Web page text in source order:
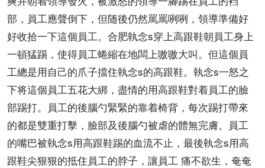
部，員工應聲倒下，但随後仍然罵罵咧咧，領導準備好
好收拾一下這個員工。合肥執念s穿上高跟鞋朝員工身上
一頓猛踢，使得員工蜷縮在地闆上嗷嗷大叫。但這個員
工總是用自己的爪子擋住執念s的高跟鞋。執念s一怒之
下将這個員工五花大綁，盡情的用高跟鞋對着員工的臉
部踢打。員工的後腦勺緊緊的靠着椅背，每次踢打帶來
的都是雙重打擊，臉部及後腦勺被虐的體無完膚。員工
的嘴巴被執念s用高跟鞋踢的血流不止，最後執念s用高
跟鞋尖狠狠的抵住員工的脖子，讓員工 痛不欲生，奄奄